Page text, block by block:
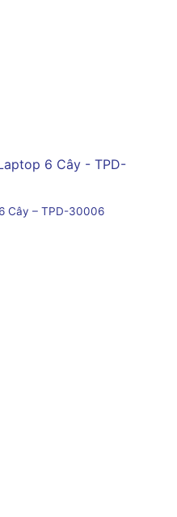
Cây – TPD-30006